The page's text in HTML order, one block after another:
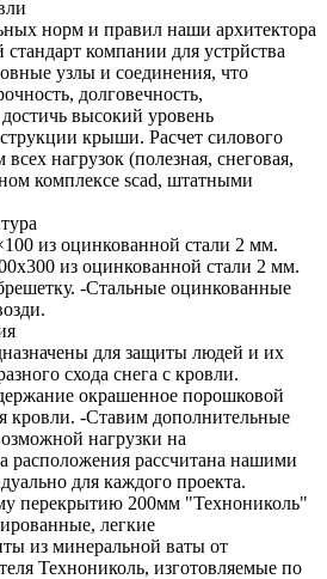
норм и правил наши архитектора
компании для устрйства
узлы и соединения, что
долговечность,
высокий уровень
крыши. Расчет силового
нагрузок (полезная, снеговая,
комплексе scad, штатными
из оцинкованной стали 2 мм.
из оцинкованной стали 2 мм.
-Стальные оцинкованные
для защиты людей и их
схода снега с кровли.
окрашенное порошковой
кровли. -Ставим дополнительные
нагрузки на
расположения рассчитана нашими
для каждого проекта.
перекрытию 200мм "Технониколь"
легкие
из минеральной ваты от
Технониколь, изготовляемые по